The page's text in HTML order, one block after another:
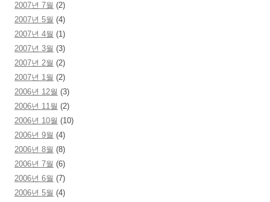
2007년 7월 (2)
2007년 5월 (4)
2007년 4월 (1)
2007년 3월 (3)
2007년 2월 (2)
2007년 1월 (2)
2006년 12월 (3)
2006년 11월 (2)
2006년 10월 (10)
2006년 9월 (4)
2006년 8월 (8)
2006년 7월 (6)
2006년 6월 (7)
2006년 5월 (4)